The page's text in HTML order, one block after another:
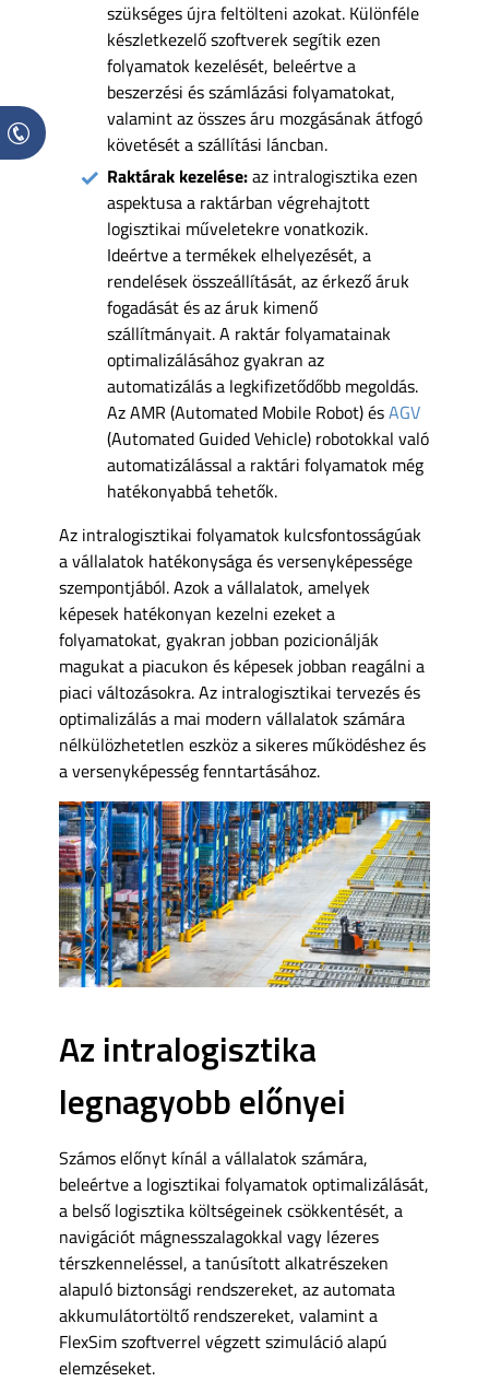
szükséges újra feltölteni azokat. Különféle
készletkezelő szoftverek segítik ezen
folyamatok kezelését, beleértve a
beszerzési és számlázási folyamatokat,
valamint az összes áru mozgásának átfogó
követését a szállítási láncban.
Raktárak kezelése:az intralogisztika ezen
aspektusa a raktárban végrehajtott
logisztikai műveletekre vonatkozik.
Ideértve a termékek elhelyezését, a
rendelések összeállítását, az érkező áruk
fogadását és az áruk kimenő
szállítmányait. A raktár folyamatainak
optimalizálásához gyakran az
automatizálás a legkifizetődőbb megoldás.
Az AMR (Automated Mobile Robot) ésAGV
(Automated Guided Vehicle) robotokkal való
automatizálással a raktári folyamatok még
hatékonyabbá tehetők.
Az intralogisztikai folyamatok kulcsfontosságúak
a vállalatok hatékonysága és versenyképessége
szempontjából. Azok a vállalatok, amelyek
képesek hatékonyan kezelni ezeket a
folyamatokat, gyakran jobban pozicionálják
magukat a piacukon és képesek jobban reagálni a
piaci változásokra. Az intralogisztikai tervezés és
optimalizálás a mai modern vállalatok számára
nélkülözhetetlen eszköz a sikeres működéshez és
a versenyképesség fenntartásához.
Az intralogisztika
legnagyobb előnyei
Számos előnyt kínál a vállalatok számára,
beleértve a logisztikai folyamatok optimalizálását,
a belső logisztika költségeinek csökkentését, a
navigációt mágnesszalagokkal vagy lézeres
térszkenneléssel, a tanúsított alkatrészeken
alapuló biztonsági rendszereket, az automata
akkumulátortöltő rendszereket, valamint a
FlexSim szoftverrel végzett szimuláció alapú
elemzéseket.